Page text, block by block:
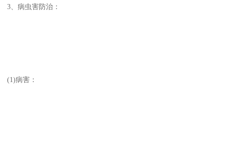
3、病虫害防治：
(1)病害：